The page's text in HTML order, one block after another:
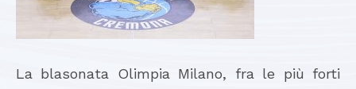
La blasonata Olimpia Milano, fra le più forti